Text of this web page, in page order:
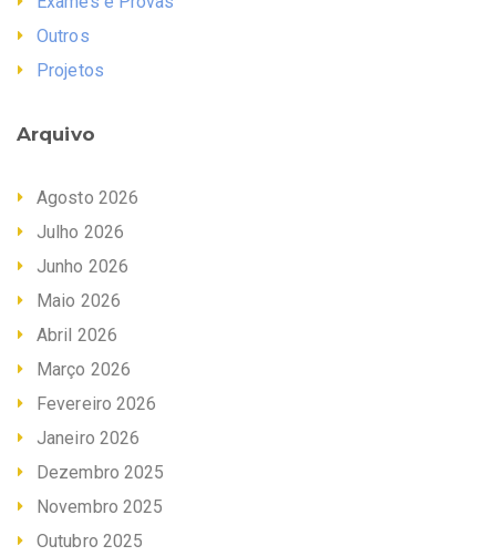
Outros
Projetos
Arquivo
Agosto 2026
Julho 2026
Junho 2026
Maio 2026
Abril 2026
Março 2026
Fevereiro 2026
Janeiro 2026
Dezembro 2025
Novembro 2025
Outubro 2025